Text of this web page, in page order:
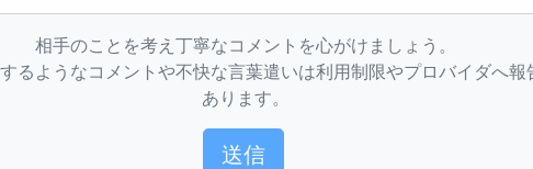
相手のことを考え丁寧なコメントを心がけましょう。
るようなコメントや不快な言葉遣いは利用制限やプロバイダへ報
あります。